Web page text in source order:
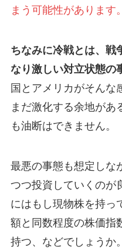
まう可能性があります。
ちなみに冷戦とは、戦
なり激しい対立状態の
国とアメリカがそんな
まだ激化する余地があ
も油断はできません。
最悪の事態も想定しな
つつ投資していくのが
にはもし現物株を持っ
額と同数程度の株価指
持つ、などでしょうか